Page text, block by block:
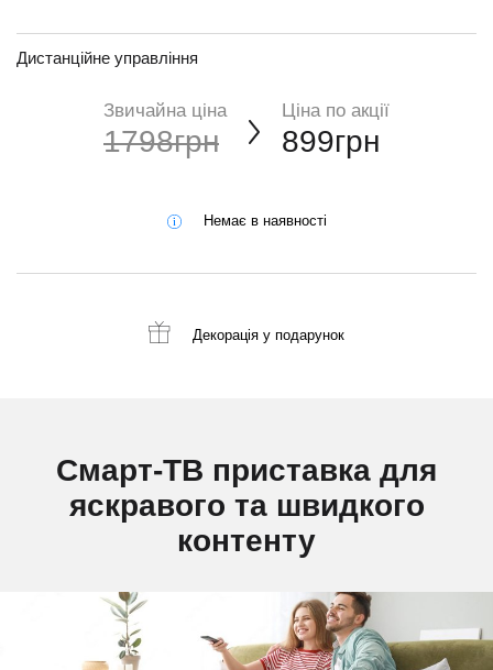
Дистанційне управління
Звичайна ціна
1798грн
Ціна по акції
899грн
Немає в наявності
Декорація у подарунок
Смарт-ТВ приставка для
яскравого та швидкого
контенту